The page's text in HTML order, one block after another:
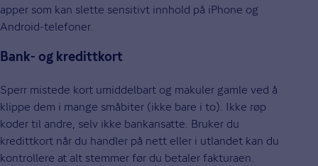
apper som kan slette sensitivt innhold på iPhone og
Android-telefoner.
Bank- og kredittkort
Sperr mistede kort umiddelbart og makuler gamle ved å
klippe dem i mange småbiter (ikke bare i to). Ikke røp
koder til andre, selv ikke bankansatte. Bruker du
kredittkort når du handler på nett eller i utlandet kan du
kontrollere at alt stemmer før du betaler fakturaen.